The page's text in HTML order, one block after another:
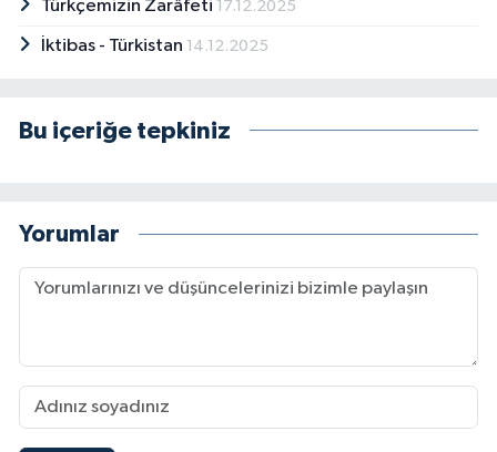
Türkçemizin Zarâfeti 17.12.2025
İktibas - Türkistan 14.12.2025
Bu içeriğe tepkiniz
Yorumlar